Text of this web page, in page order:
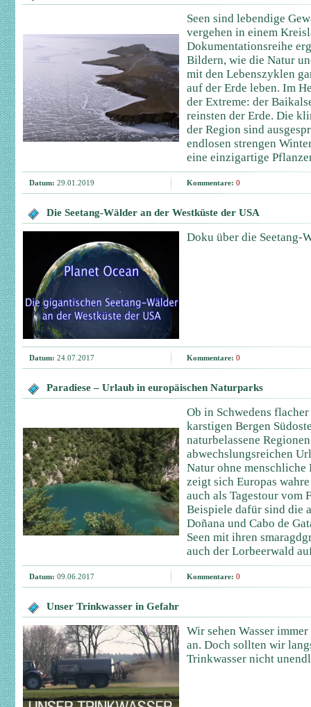
Seen sind lebendige
vergehen in einem
Dokumentationsreihe
Bildern, wie die Natur
mit den Lebenszyklen
auf der Erde leben. Im
der Extreme: der
reinsten der Erde. Die
der Region sind
endlosen strengen
eine einzigartige
Datum: 29.01.2019 Kommentare: 0
Die Seetang-Wälder an der Westküste der USA
Doku über die Seetang-
Datum: 24.07.2017 Kommentare: 0
Paradiese – Urlaub in europäischen Naturparks
Ob in Schwedens
karstigen Bergen
naturbelassene
abwechslungsreichen
Natur ohne
zeigt sich Europas
auch als Tagestour vom
Beispiele dafür sind die
Doñana und Cabo de
Seen mit ihren
auch der Lorbeerwald
Datum: 09.06.2017 Kommentare: 0
Unser Trinkwasser in Gefahr
Wir sehen Wasser
an. Doch sollten wir
Trinkwasser nicht